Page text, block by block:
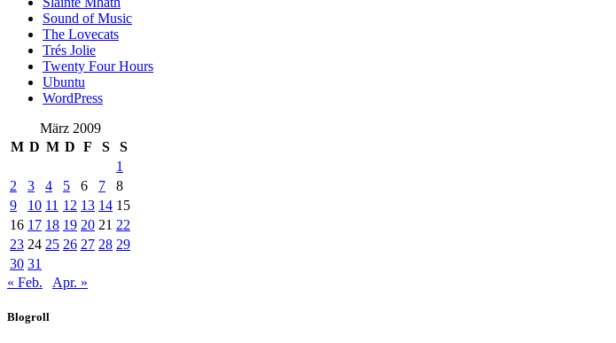
Sound of Music
The Lovecats
Trés Jolie
Twenty Four Hours
Ubuntu
WordPress
März 2009
M D M D F S
S
1
2
3 4 5 6 7
8
9
10 11 12 13 14 15
16 17 18 19 20 21 22
23 24 25 26 27 28 29
30 31
« Feb.
Apr. »
Blogroll